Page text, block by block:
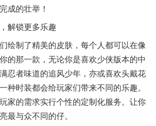
成的壮举！
解锁更多乐趣
绘制了精美的皮肤，每个人都可以在像
的那一款，无论你是喜欢少侠版本的中
忍者味道的追风少年，亦或喜欢头戴花
种时装都会给玩家们带来不同的乐趣。
家的需求实行个性的定制化服务。让你
最与众不同的仔。